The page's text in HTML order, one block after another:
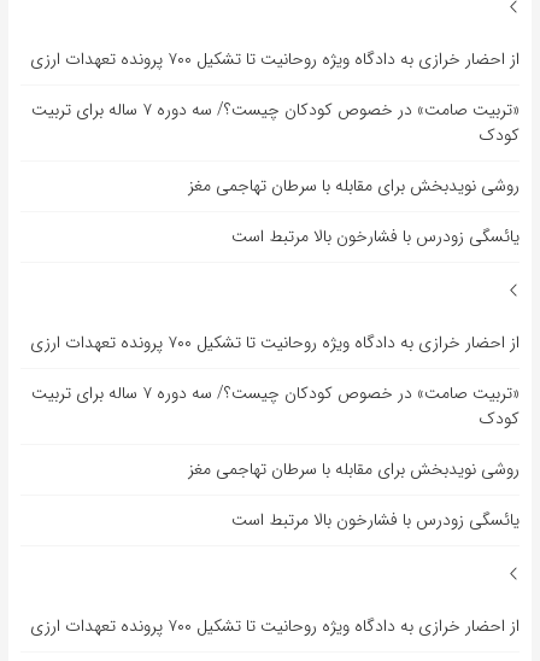
از احضار خرازی به دادگاه ویژه روحانیت تا تشکیل ۷۰۰ پرونده تعهدات ارزی
«تربیت صامت» در خصوص کودکان چیست؟/ سه دوره ۷ ساله برای تربیت
کودک
روشی نویدبخش برای مقابله با سرطان تهاجمی مغز
یائسگی زودرس با فشارخون بالا مرتبط است
از احضار خرازی به دادگاه ویژه روحانیت تا تشکیل ۷۰۰ پرونده تعهدات ارزی
«تربیت صامت» در خصوص کودکان چیست؟/ سه دوره ۷ ساله برای تربیت
کودک
روشی نویدبخش برای مقابله با سرطان تهاجمی مغز
یائسگی زودرس با فشارخون بالا مرتبط است
از احضار خرازی به دادگاه ویژه روحانیت تا تشکیل ۷۰۰ پرونده تعهدات ارزی